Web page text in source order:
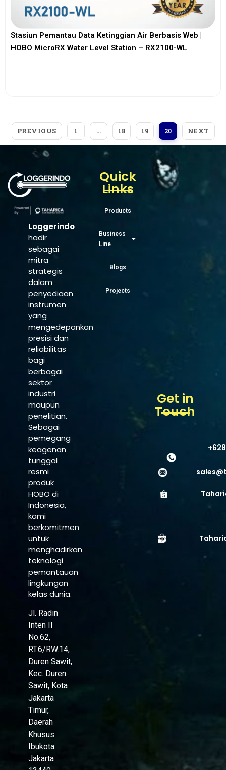
Stasiun Pemantau Data Ketinggian Air Berbasis Web |
HOBO MicroRX Water Level Station – RX2100-WL
PREVIOUS 1 … 18 19 20 NEXT
Loggerindo
hadir
sebagai
mitra
strategis
dalam
penyediaan
instrumen
yang
mengedepankan
presisi dan
reliabilitas
bagi
berbagai
sektor
industri
maupun
penelitian.
Sebagai
pemegang
keagenan
tunggal
resmi
produk
HOBO di
Indonesia,
kami
berkomitmen
untuk
menghadirkan
teknologi
pemantauan
lingkungan
kelas dunia.
Jl. Radin
Inten II
No.62,
RT.6/RW.14,
Duren Sawit,
Kec. Duren
Sawit, Kota
Jakarta
Timur,
Daerah
Khusus
Ibukota
Jakarta
Quick
Links
Products
Business
Line
Blogs
Projects
Get in
Touch